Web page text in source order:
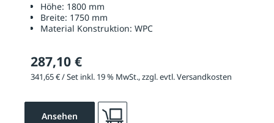
Höhe: 1800 mm
Breite: 1750 mm
Material Konstruktion: WPC
287,10 €
341,65 € / Set inkl. 19 % MwSt., zzgl. evtl. Versandkosten
Ansehen